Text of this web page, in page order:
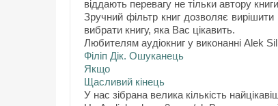
віддають перевагу не тільки автору
Зручний фільтр книг дозволяє
вибрати книгу, яка Вас цікавить.
Любителям аудіокниг у виконанні Alek
Філіп Дік. Ошуканець
Якщо
Щасливий кінець
У нас зібрана велика кількість